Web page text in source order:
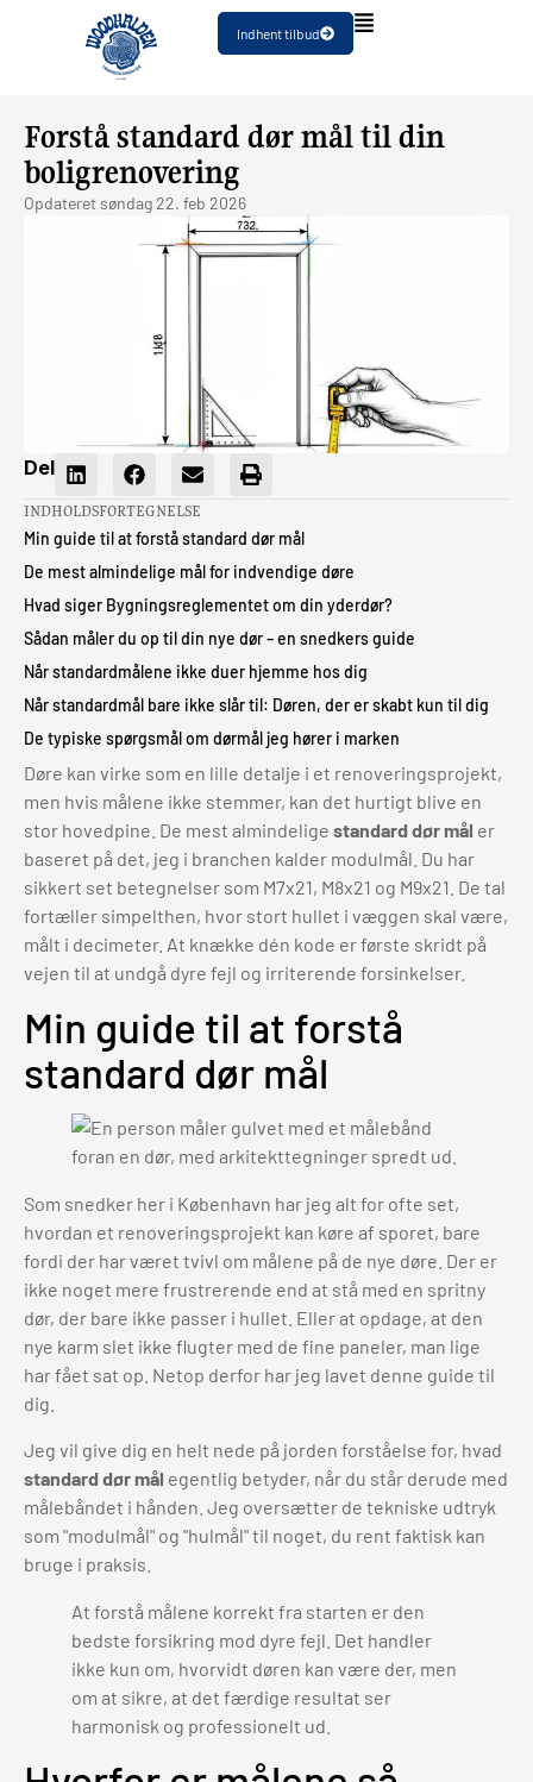
Indhent tilbud
Forstå standard dør mål til din
boligrenovering
Opdateret søndag 22. feb 2026
Del
INDHOLDSFORTEGNELSE
Min guide til at forstå standard dør mål
De mest almindelige mål for indvendige døre
Hvad siger Bygningsreglementet om din yderdør?
Sådan måler du op til din nye dør – en snedkers guide
Når standardmålene ikke duer hjemme hos dig
Når standardmål bare ikke slår til: Døren, der er skabt kun til dig
De typiske spørgsmål om dørmål jeg hører i marken
Døre kan virke som en lille detalje i et renoveringsprojekt,
men hvis målene ikke stemmer, kan det hurtigt blive en
stor hovedpine. De mest almindelige standard dør mål er
baseret på det, jeg i branchen kalder modulmål. Du har
sikkert set betegnelser som M7x21, M8x21 og M9x21. De tal
fortæller simpelthen, hvor stort hullet i væggen skal være,
målt i decimeter. At knække dén kode er første skridt på
vejen til at undgå dyre fejl og irriterende forsinkelser.
Min guide til at forstå
standard dør mål
Som snedker her i København har jeg alt for ofte set,
hvordan et renoveringsprojekt kan køre af sporet, bare
fordi der har været tvivl om målene på de nye døre. Der er
ikke noget mere frustrerende end at stå med en spritny
dør, der bare ikke passer i hullet. Eller at opdage, at den
nye karm slet ikke flugter med de fine paneler, man lige
har fået sat op. Netop derfor har jeg lavet denne guide til
dig.
Jeg vil give dig en helt nede på jorden forståelse for, hvad
standard dør mål egentlig betyder, når du står derude med
målebåndet i hånden. Jeg oversætter de tekniske udtryk
som "modulmål" og "hulmål" til noget, du rent faktisk kan
bruge i praksis.
At forstå målene korrekt fra starten er den
bedste forsikring mod dyre fejl. Det handler
ikke kun om, hvorvidt døren kan være der, men
om at sikre, at det færdige resultat ser
harmonisk og professionelt ud.